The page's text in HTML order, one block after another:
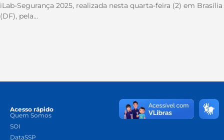
iLab-Segurança 2025, realizada nesta quarta-feira (2) em Brasília
(DF), pela...
Acesso rápido
Quem Somos
SOI
DataSSP